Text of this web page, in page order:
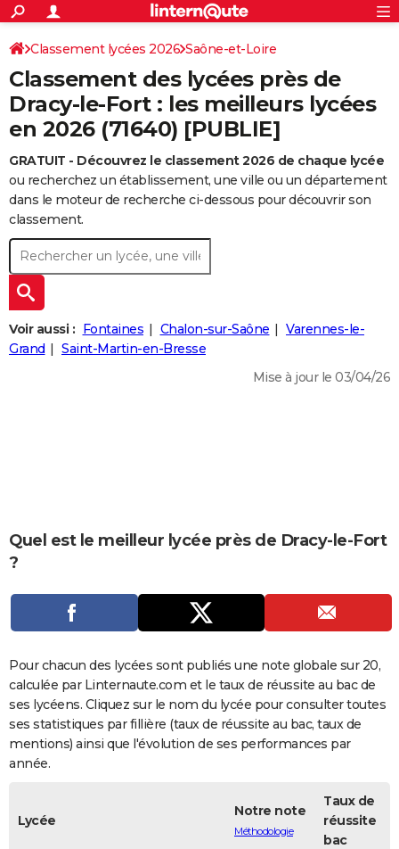
ACTUALITÉS
Politique
Société
Faits Divers
Education
Monde
Villes
+
SPORT
Coupe du monde 2026
Football
Tennis
Cyclisme
Rugby
Forum
Programme TV
TNT
Streaming
Cinéma
Sorties cinéma
Musique
+
FINANCE
Retraite
Impôts
Epargne
Immobilier
Risques naturels par ville
Banque
Assurance
Crédit
AUTO
Essais
Réserver un essai
Citadines
Berlines
SUV
Forum auto
+
HIGH-TECH
BRICOLAGE
Forum
Aménagement intérieur
Extérieur
Cuisine
Salle de bains
Jardinage
Rangement
+WEEK-END
Guides de France
Escapades
Patrimoine
Expositions
Musées
Week-end nature
+
LIFESTYLE
Art de vivre
Bien-être
Loisirs
Mode
Modes de vie
+SANTE
Carte de Noël
Carte Bonne année
Carte Saint-Valentin
Carte Pâques
Carte d'anniversaire
DICTIONNAIRE
Dictionnaire
Biographies
Citations
Expressions
Proverbes
PROGRAMME TV
S'inscrire
Se connecter
Lycées
Collèges
Primaires
Universités
Entreprises
Service militaire
Avis de recherche
AVIS DE DÉCÈS
FORUM
Bricolage
Lifestyle
Culture
Sport
Auto
Television
Voyage
Cinema
S'inscrire
Connexion
Classement lycées 2026 Saône-et-Loire
Classement des lycées près de
Dracy-le-Fort : les meilleurs lycées
en 2026 (71640) [PUBLIE]
GRATUIT - Découvrez le classement 2026 de chaque lycée
ou recherchez un établissement, une ville ou un département
dans le moteur de recherche ci-dessous pour découvrir son
classement.
Voir aussi : Fontaines Chalon-sur-Saône
Varennes-le-
Grand
Saint-Martin-en-Bresse
Mise à jour le 03/04/26
Quel est le meilleur lycée près de Dracy-le-Fort
?
Pour chacun des lycées sont publiés une note globale sur 20,
calculée par Linternaute.com et le taux de réussite au bac de
ses lycéens. Cliquez sur le nom du lycée pour consulter toutes
ses statistiques par fillière (taux de réussite au bac, taux de
mentions) ainsi que l'évolution de ses performances par
année.
Lycée
Notre note
Méthodologie
Taux de
réussite
bac